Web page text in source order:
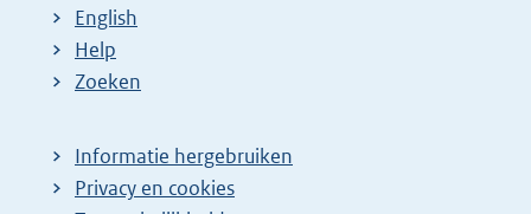
English
Help
Zoeken
Informatie hergebruiken
Privacy en cookies